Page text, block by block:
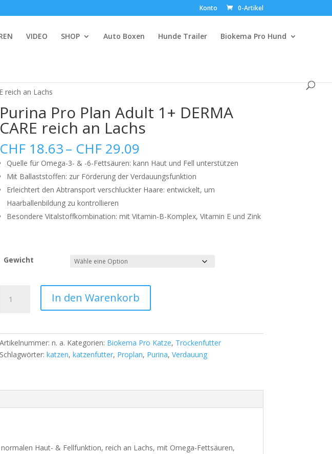
Konto 0-Artikel
VIDEO SHOP Auto Boxen Hunde Trailer Biokema Pro Hund
reich an Lachs
Purina Pro Plan Adult 1+ DERMA
CARE reich an Lachs
CHF18.63– CHF29.09Preisspanne:
CHF 18.63
bis
CHF 29.09
Quelle für Omega-3- & -6-Fettsäuren: kann Haut und Fell unterstützen
Mit Ballaststoffen: zur Förderung der Verdauungsfunktion
Erleichtert den Abtransport verschluckter Haare: entwickelt, um
Haarballenbildung zu kontrollieren
Besondere Vitalstoffkombination: mit Vitamin-B-Komplex, Vitamin E und Zink
Gewicht
DERMA
In den Warenkorb
r
e
Artikelnummer: n. a. Kategorien: Biokema Pro Katze, Trockenfutter
Schlagwörter: katzen, katzenfutter, Proplan, Purina, Verdauung
Haut- & Fellfunktion, reich an Lachs, mit Omega-Fettsäuren,